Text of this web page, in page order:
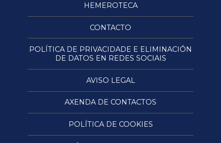
HEMEROTECA
CONTACTO
POLÍTICA DE PRIVACIDADE E ELIMINACIÓN
DE DATOS EN REDES SOCIAIS
AVISO LEGAL
AXENDA DE CONTACTOS
POLÍTICA DE COOKIES